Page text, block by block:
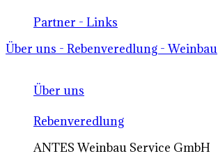
Partner - Links
Über uns - Rebenveredlung - Weinbau
Über uns
Rebenveredlung
ANTES Weinbau Service GmbH